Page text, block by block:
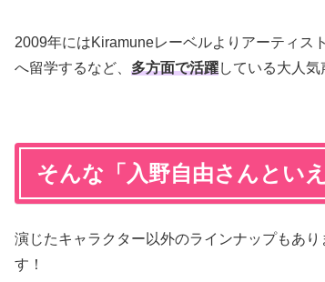
2009年にはKiramuneレーベルよりアーティス
へ留学するなど、 多方面で活躍している大人気
そんな「入野自由さんとい
演じたキャラクター以外のラインナップもあ
す！